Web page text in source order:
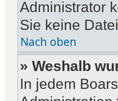
Administrator
Sie keine
Nach oben
» Weshalb
In jedem